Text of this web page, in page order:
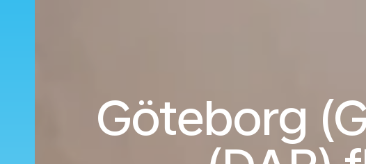
Göteborg